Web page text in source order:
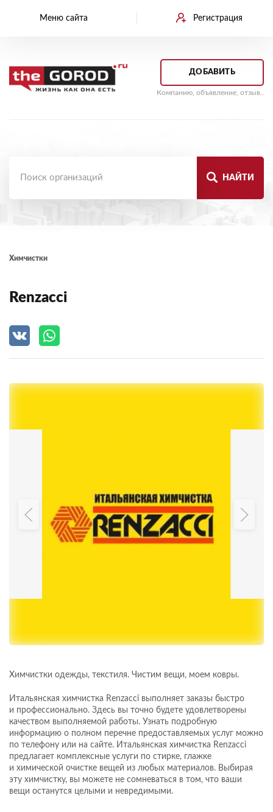
Меню сайта Регистрация
ДОБАВИТЬ
Компанию, объявление, отзыв..
НАЙТИ
Химчистки
Renzacci
Химчистки одежды, текстиля. Чистим вещи, моем ковры.
Итальянская химчистка Renzacci выполняет заказы быстро
и профессионально. Здесь вы точно будете удовлетворены
качеством выполняемой работы. Узнать подробную
информацию о полном перечне предоставляемых услуг можно
по телефону или на сайте. Итальянская химчистка Renzacci
предлагает комплексные услуги по стирке, глажке
и химической очистке вещей из любых материалов. Выбирая
эту химчистку, вы можете не сомневаться в том, что ваши
вещи останутся целыми и невредимыми.